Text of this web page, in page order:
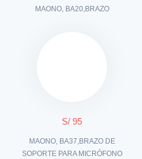
MAONO, BA20,BRAZO
S/ 95
MAONO, BA37,BRAZO DE
SOPORTE PARA MICRÓFONO